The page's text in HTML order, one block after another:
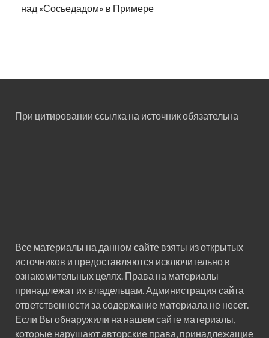
над «Сосьедадом» в Примере
При цитировании ссылка на источник обязательна
Все материалы на данном сайте взяты из открытых
источников и предоставляются исключительно в
ознакомительных целях. Права на материалы
принадлежат их владельцам. Администрация сайта
ответственности за содержание материала не несет.
Если Вы обнаружили на нашем сайте материалы,
которые нарушают авторские права, принадлежащие